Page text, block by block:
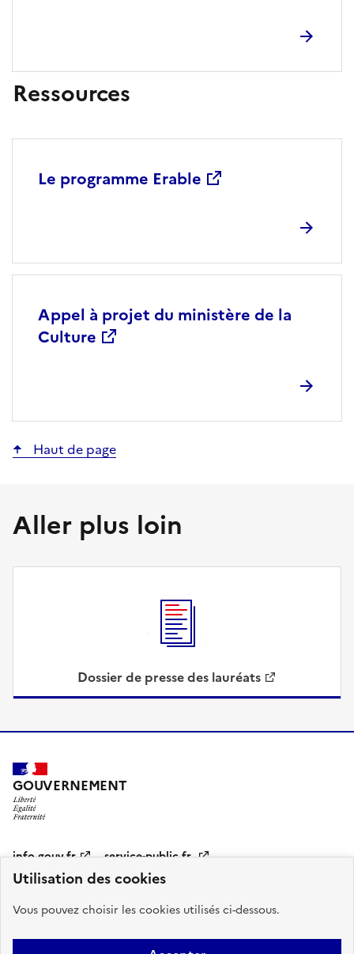
Utilisation des cookies
Vous pouvez choisir les cookies utilisés ci-dessous.
Ressources
Titre
Le programme Erable
Titre
Appel à projet du ministère de la
Culture
Haut de page
Aller plus loin
Dossier de presse des lauréats
GOUVERNEMENT
Pied
page
info.gouv.fr
service-public.fr
Qui sommes-nous ? Accessibilité : partiellement conforme Contact